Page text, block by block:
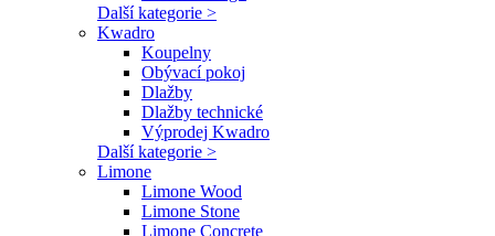
Další kategorie >
Kwadro
Koupelny
Obývací pokoj
Dlažby
Dlažby technické
Výprodej Kwadro
Další kategorie >
Limone
Limone Wood
Limone Stone
Limone Concrete